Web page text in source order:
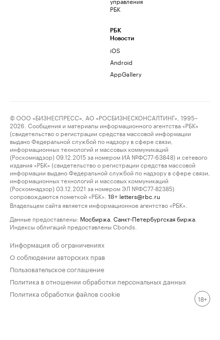
РБК
РБК
Новости
iOS
Android
AppGallery
© ООО «БИЗНЕСПРЕСС», АО «РОСБИЗНЕСКОНСАЛТИНГ», 1995–
2026. Сообщения и материалы информационного агентства «РБК»
(свидетельство о регистрации средства массовой информации
выдано Федеральной службой по надзору в сфере связи,
информационных технологий и массовых коммуникаций
(Роскомнадзор) 09.12.2015 за номером ИА №ФС77-63848) и сетевого
издания «РБК» (свидетельство о регистрации средства массовой
информации выдано Федеральной службой по надзору в сфере связи,
информационных технологий и массовых коммуникаций
(Роскомнадзор) 03.12.2021 за номером ЭЛ №ФС77-82385)
сопровождаются пометкой «РБК».
18+ letters@rbc.ru
Владельцем сайта является информационное агентство «РБК».
Данные предоставлены: Мосбиржа Санкт-Петербургская биржа
Индексы облигаций предоставлены Cbonds.
Информация об ограничениях
О соблюдении авторских прав
Пользовательское соглашение
Политика в отношении обработки персональных данных
Политика обработки файлов cookie
18+